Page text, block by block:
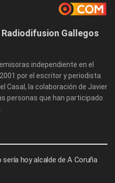
Gallegos
independiente en el
por el escritor y periodista
Casal, la colaboración de Javier
personas que han participado
sería hoy alcalde de A Coruña